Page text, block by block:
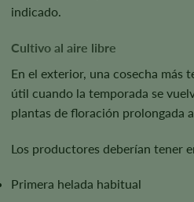
indicado.
Cultivo al aire libre
En el exterior, una cosecha más
útil cuando la temporada se
plantas de floración prolongada
Los productores deberían tener
Primera helada habitual